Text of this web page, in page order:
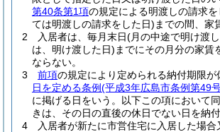
第40条第1項の規定による明渡しの請求
ては明渡しの請求をした日) までの間、家
2
入居者は、毎月末日(月の中途で明け渡
は、明け渡した日) までにその月分の家賃
ならない。
3
前項の規定により定められる納付期限が
日を定める条例(平成3年広島市条例第49
に掲げる日をいう。以下この項において
きは、その日の直後の休日でない日を納
4
入居者が新たに市営住宅に入居した場合